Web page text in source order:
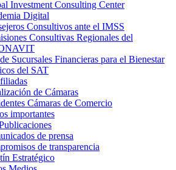
Investment Consulting Center
Digital
Consultivos ante el IMSS
Consultivas Regionales del
Sucursales Financieras para el Bienestar
del SAT
de Cámaras
Cámaras de Comercio
importantes
de prensa
de transparencia
Estratégico